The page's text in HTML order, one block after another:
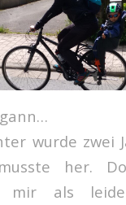
wurde zwei
her.
als